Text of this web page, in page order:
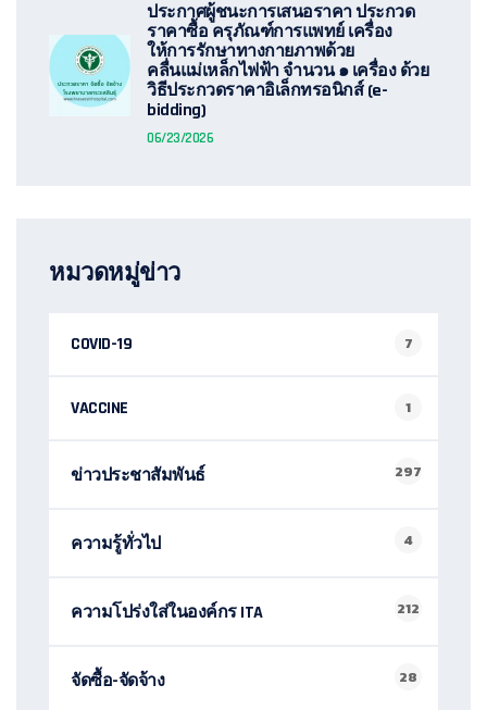
ประกาศผู้ชนะการเสนอราคา ประกวด
ราคาซื้อ ครุภัณฑ์การแพทย์ เครื่อง
ให้การรักษาทางกายภาพด้วย
คลื่นแม่เหล็กไฟฟ้า จำนวน ๑ เครื่อง ด้วย
วิธีประกวดราคาอิเล็กทรอนิกส์ (e-
bidding)
06/23/2026
หมวดหมู่ข่าว
COVID-19 7
VACCINE 1
ข่าวประชาสัมพันธ์ 297
ความรู้ทั่วไป 4
ความโปร่งใส่ในองค์กร ITA 212
จัดซื้อ-จัดจ้าง 28